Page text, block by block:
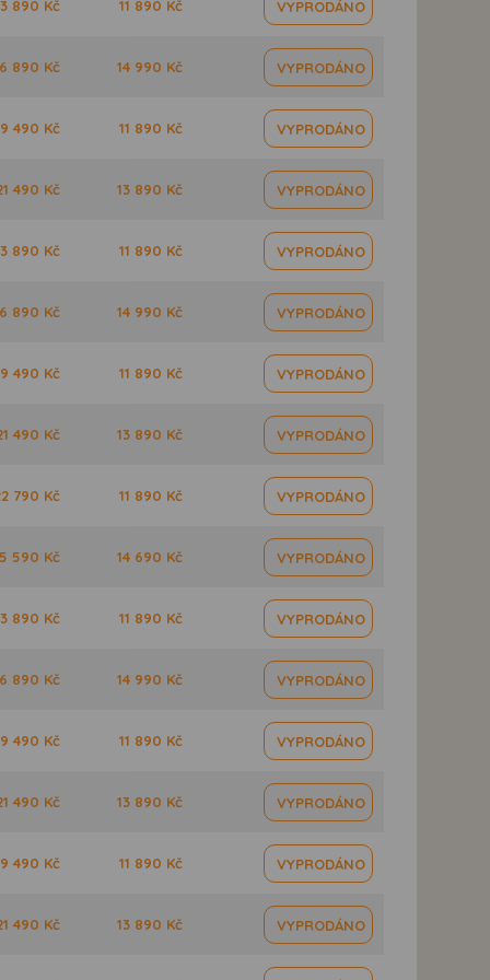
890 Kč 11 890 Kč VYPRODÁNO
890 Kč 14 990 Kč VYPRODÁNO
490 Kč 11 890 Kč VYPRODÁNO
490 Kč 13 890 Kč VYPRODÁNO
890 Kč 11 890 Kč VYPRODÁNO
890 Kč 14 990 Kč VYPRODÁNO
490 Kč 11 890 Kč VYPRODÁNO
490 Kč 13 890 Kč VYPRODÁNO
790 Kč 11 890 Kč VYPRODÁNO
590 Kč 14 690 Kč VYPRODÁNO
890 Kč 11 890 Kč VYPRODÁNO
890 Kč 14 990 Kč VYPRODÁNO
490 Kč 11 890 Kč VYPRODÁNO
490 Kč 13 890 Kč VYPRODÁNO
490 Kč 11 890 Kč VYPRODÁNO
490 Kč 13 890 Kč VYPRODÁNO